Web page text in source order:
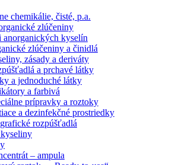
chemikálie, čisté, p.a.
zlúčeniny
anorganických kyselín
zlúčeniny a činidlá
zásady a deriváty
a prchavé látky
a jednoduché látky
a farbivá
prípravky a roztoky
a dezinfekčné prostriedky
rozpúšťadlá
– ampula